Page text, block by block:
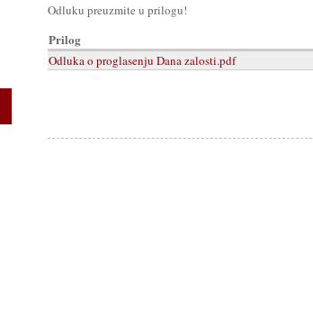
Odluku preuzmite u prilogu!
Prilog
Odluka o proglasenju Dana zalosti.pdf